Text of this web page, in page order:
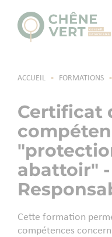
ACCUEIL • FORMATIONS •
Certificat
abattoir"
Cette formation
compétences